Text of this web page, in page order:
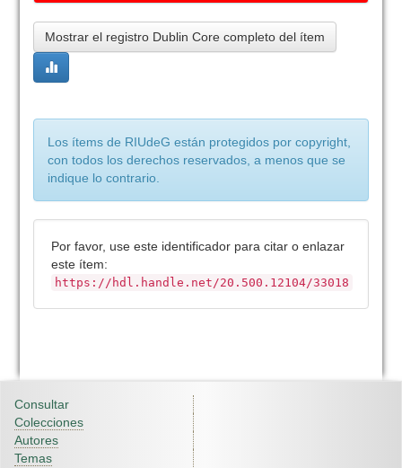
Mostrar el registro Dublin Core completo del ítem
Los ítems de RIUdeG están protegidos por copyright,
con todos los derechos reservados, a menos que se
indique lo contrario.
Por favor, use este identificador para citar o enlazar
este ítem:
https://hdl.handle.net/20.500.12104/33018
Consultar
Colecciones
Autores
Temas